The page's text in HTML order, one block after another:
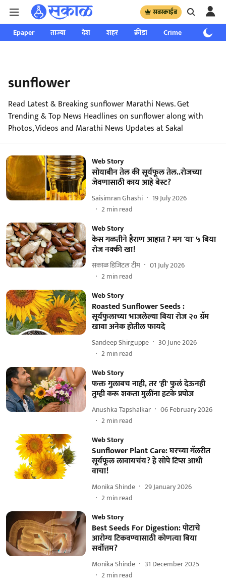
सबस्क्राईब
Epaper ताज्या देश शहर क्रीडा Crime साप्ताहिक
sunflower
Read Latest & Breaking sunflower Marathi News. Get
Trending & Top News Headlines on sunflower along with
Photos, Videos and Marathi News Updates at Sakal
Web Story
सोयाबीन तेल की सूर्यफूल तेल..रोजच्या
जेवणासाठी काय आहे बेस्ट?
Saisimran Ghashi
19 July 2026
2min read
Web Story
केस गळतीने हैराण आहात ? मग 'या' ५ बिया
रोज नक्की खा!
सकाळ डिजिटल टीम
01 July 2026
2min read
Web Story
Roasted Sunflower Seeds :
सूर्यफुलाच्या भाजलेल्या बिया रोज २० ग्रॅम
खावा अनेक होतील फायदे
Sandeep Shirguppe
30 June 2026
2min read
Web Story
फक्त गुलाबच नाही, तर 'ही' फुलं देऊनही
तुम्ही करू शकता मुलींना हटके प्रपोज
Anushka Tapshalkar
06 February 2026
2min read
Web Story
Sunflower Plant Care: घरच्या गॅलरीत
सूर्यफूल लावायचंय? हे सोपे टिप्स आधी
वाचा!
Monika Shinde
29 January 2026
2min read
Web Story
Best Seeds For Digestion: पोटाचे
आरोग्य टिकवण्यासाठी कोणत्या बिया
सर्वोत्तम?
Monika Shinde
31 December 2025
2min read